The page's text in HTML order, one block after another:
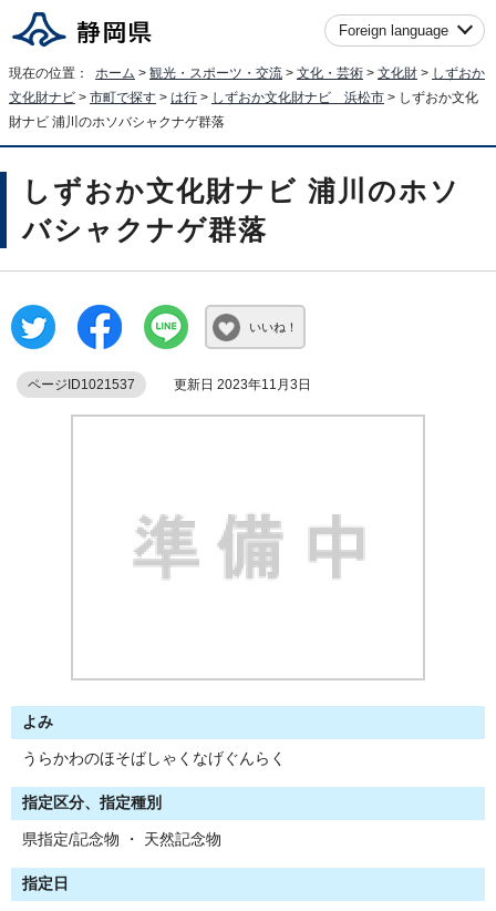
Foreign language
現在の位置： ホーム > 観光・スポーツ・交流 > 文化・芸術 > 文化財 > しずおか
文化財ナビ > 市町で探す > は行 > しずおか文化財ナビ 浜松市 > しずおか文化
財ナビ 浦川のホソバシャクナゲ群落
しずおか文化財ナビ 浦川のホソ
バシャクナゲ群落
いいね！
ページID1021537 更新日 2023年11月3日
よみ
うらかわのほそばしゃくなげぐんらく
指定区分、指定種別
県指定/記念物 ・ 天然記念物
指定日